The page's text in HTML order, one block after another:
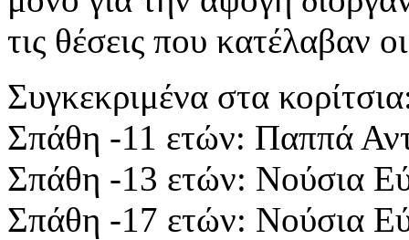
τις θέσεις που κατέλαβαν
Συγκεκριμένα στα
Σπάθη -11 ετών: Παππά
Σπάθη -13 ετών: Νούσια
Σπάθη -17 ετών: Νούσια